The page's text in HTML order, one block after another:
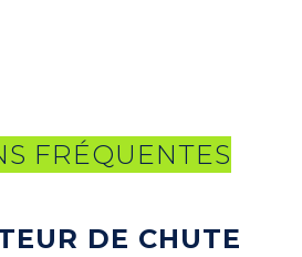
FRÉQUENTES
DE CHUTE